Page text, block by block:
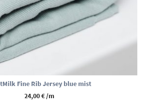
Fine Rib Jersey blue mist
24,00€/m